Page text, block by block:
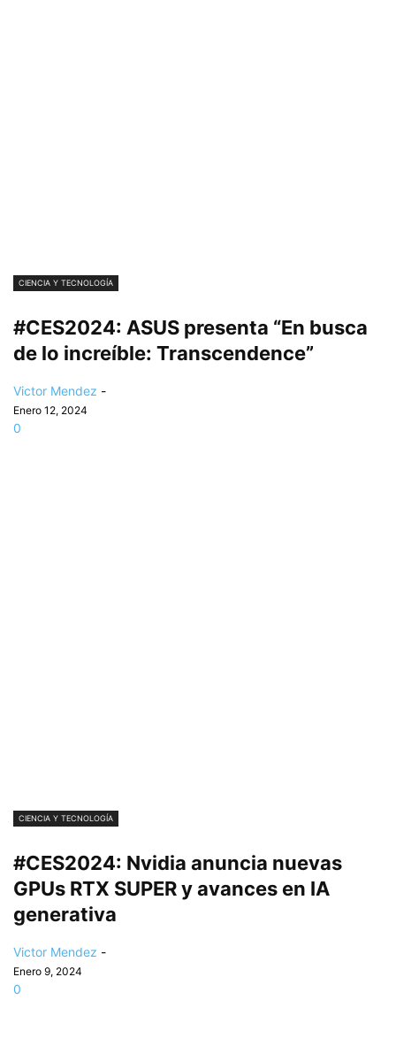
CIENCIA Y TECNOLOGÍA
#CES2024: ASUS presenta “En busca
de lo increíble: Transcendence”
Victor Mendez -
Enero 12, 2024
0
CIENCIA Y TECNOLOGÍA
#CES2024: Nvidia anuncia nuevas
GPUs RTX SUPER y avances en IA
generativa
Victor Mendez -
Enero 9, 2024
0